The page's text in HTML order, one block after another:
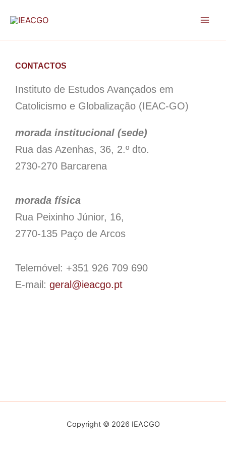
CONTACTOS
Instituto de Estudos Avançados em
Catolicismo e Globalização (IEAC-GO)
morada institucional (sede)
Rua das Azenhas, 36, 2.º dto.
2730-270 Barcarena
morada física
Rua Peixinho Júnior, 16,
2770-135 Paço de Arcos
Telemóvel: +351 926 709 690
E-mail: geral@ieacgo.pt
Copyright © 2026 IEACGO